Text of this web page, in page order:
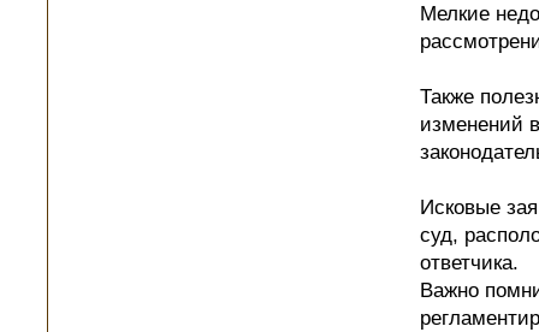
Мелкие
Также
изменений
Исковые
суд,
ответчика.
Важно